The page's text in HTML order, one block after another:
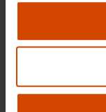
Maxus
mano
Si estás
segunda